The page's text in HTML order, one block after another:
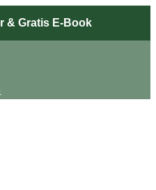
& Gratis E-Book